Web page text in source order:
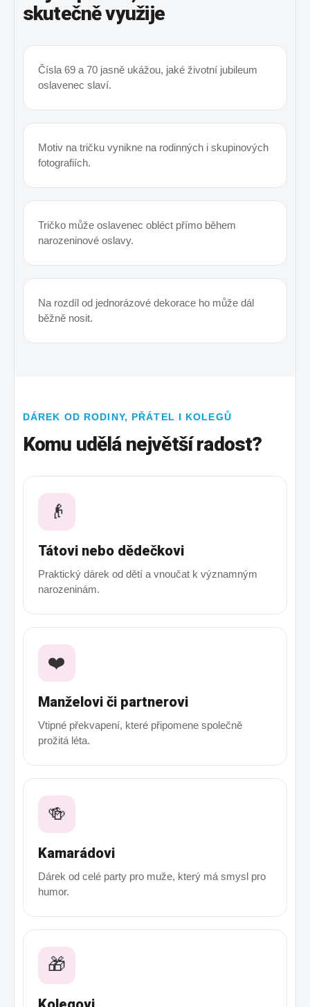
skutečně využije
Čísla 69 a 70 jasně ukážou, jaké životní jubileum
oslavenec slaví.
Motiv na tričku vynikne na rodinných i skupinových
fotografiích.
Tričko může oslavenec obléct přímo během
narozeninové oslavy.
Na rozdíl od jednorázové dekorace ho může dál
běžně nosit.
DÁREK OD RODINY, PŘÁTEL I KOLEGŮ
Komu udělá největší radost?
👴
Tátovi nebo dědečkovi
Praktický dárek od dětí a vnoučat k významným
narozeninám.
❤️
Manželovi či partnerovi
Vtipné překvapení, které připomene společně
prožitá léta.
🍻
Kamarádovi
Dárek od celé party pro muže, který má smysl pro
humor.
🎁